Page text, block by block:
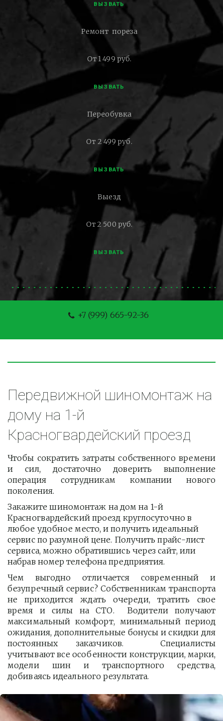
ВЫЗВАТЬ
Ремонт пореза
От 1 499 руб.
ВЫЗВАТЬ
Переобувка
От 2 499 руб.
ВЫЗВАТЬ
Выезд
От 2 500 руб.
ВЫЗВАТЬ
+7 (999) 665-92-36
Передвижной шиномонтаж на
дому на 1-й
Красногвардейский проезд
Чтобы сократить затраты собственного времени
и сил, достаточно доверить выполнение
операция сотрудникам компании нового
поколения.
Закажите шиномонтаж на дом на 1-й
Красногвардейский проезд круглосуточно в
любое удобное место, и получить идеальный
сервис по разумной цене. Получить прайс-лист
сервиса, можно обратившись через сайт, или
набрав номер телефона предприятия.
Чем выгодно отличается современный и
безупречный сервис? Собственникам транспорта
не приходится ждать очереди, тратить свое
время и силы на СТО. Водители получают
максимальный комфорт, минимальный период
ожидания, дополнительные бонусы и скидки для
постоянных заказчиков. Специалисты
учитывают все особенности конструкции, марки,
модели шин и транспортного средства,
добиваясь идеального результата.